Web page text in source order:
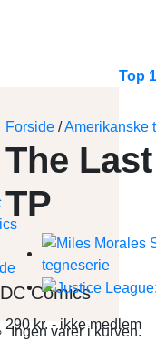
DC Comics
Top
Ingen varer i kurven.
Forside /Amerikanske
The
TP
290 kr. - ikke medlem